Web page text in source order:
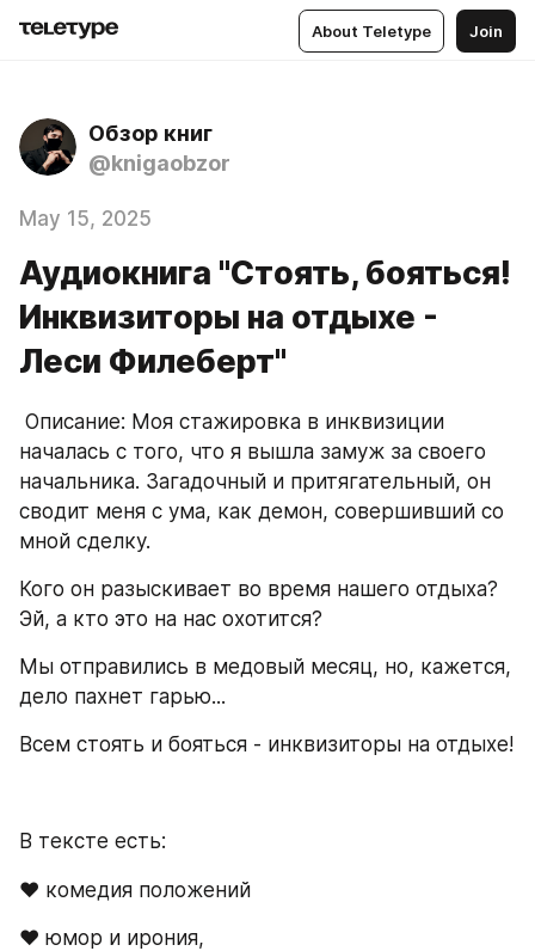
About Teletype Join
Обзор книг
@knigaobzor
May 15, 2025
Аудиокнига "Стоять, бояться!
Инквизиторы на отдыхе -
Леси Филеберт"
началась с того, что я вышла замуж за своего
начальника. Загадочный и притягательный, он
сводит меня с ума, как демон, совершивший со
мной сделку.
Кого он разыскивает во время нашего отдыха?
Эй, а кто это на нас охотится?
Мы отправились в медовый месяц, но, кажется,
дело пахнет гарью...
Всем стоять и бояться - инквизиторы на отдыхе!
В тексте есть:
♥ комедия положений
♥ юмор и ирония,